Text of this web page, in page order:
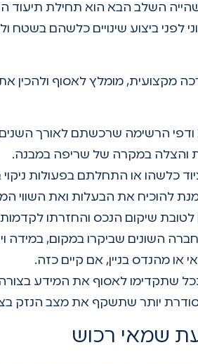
השלב הבא הוא תחילת תיעוד
ביצוע שינויים כלשהם בשטח
מקצועית, מומלץ לאסוף ולהכין
ודפי הרשימה שרכשתם לאורך
והצלה במקרה של שריפה במבנה.
כלשהו או התחלתם בפעולות ניקוי
להוכיח את הבעלות ואת השווי
שיקום הנכס והחזרתו
השונים שביקרו במקום, במידה
או מהנדס בניין, אם קיים כזה.
שתקדימו לאסוף את המידע
יותר שתשקף את מצב הנזק
שמאי רכוש